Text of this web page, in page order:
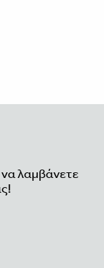
λαμβάνετε